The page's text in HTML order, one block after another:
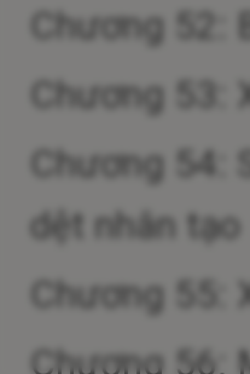
Chương 52:
Chương
Chương
dệt nhân tạo
Chương
Chương 56: